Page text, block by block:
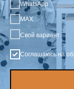
WhatsApp
MAX
Свой вариант
Соглашаюсь на